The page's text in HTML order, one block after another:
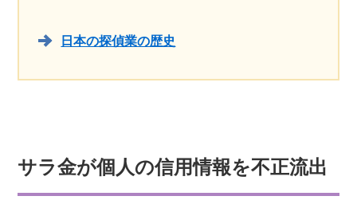
日本の探偵業の歴史
サラ金が個人の信用情報を不正流出